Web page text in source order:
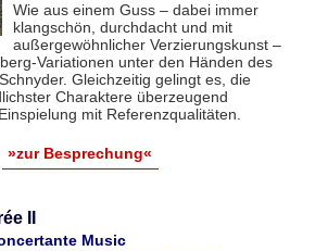
Wie aus einem Guss – dabei immer
klangschön, durchdacht und mit
außergewöhnlicher Verzierungskunst –
Variationen unter den Händen des
Gleichzeitig gelingt es, die
Charaktere überzeugend
mit Referenzqualitäten.
»zur Besprechung«
II
Music